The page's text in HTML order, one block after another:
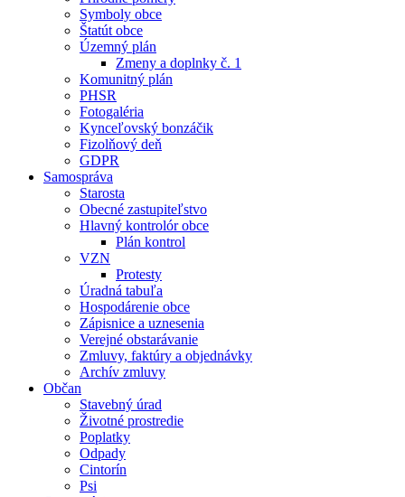
Symboly obce
Štatút obce
Územný plán
Zmeny a doplnky č. 1
Komunitný plán
PHSR
Fotogaléria
Kynceľovský bonzáčik
Fizolňový deň
GDPR
Samospráva
Starosta
Obecné zastupiteľstvo
Hlavný kontrolór obce
Plán kontrol
VZN
Protesty
Úradná tabuľa
Hospodárenie obce
Zápisnice a uznesenia
Verejné obstarávanie
Zmluvy, faktúry a objednávky
Archív zmluvy
Občan
Stavebný úrad
Životné prostredie
Poplatky
Odpady
Cintorín
Psi